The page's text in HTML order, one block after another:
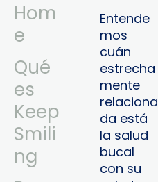
Hom
e
Qué
es
Keep
Smili
ng
Entende
mos
cuán
estrecha
mente
relaciona
da está
la salud
bucal
con su